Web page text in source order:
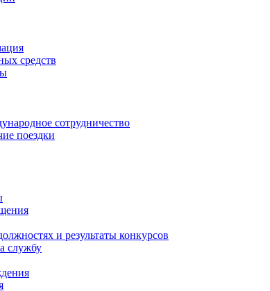
средств
сотрудничество
поездки
и результаты конкурсов
службу